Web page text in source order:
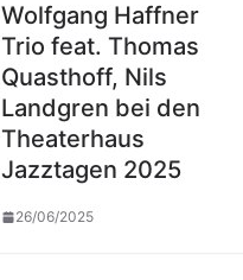
Wolfgang Haffner
Trio feat. Thomas
Quasthoff, Nils
Landgren bei den
Theaterhaus
Jazztagen 2025
26/06/2025